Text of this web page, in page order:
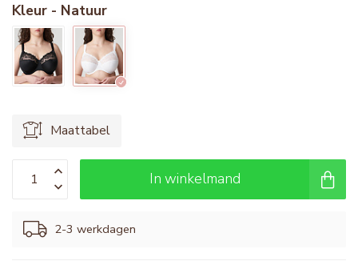
Kleur - Natuur
Maattabel
In winkelmand
2-3 werkdagen